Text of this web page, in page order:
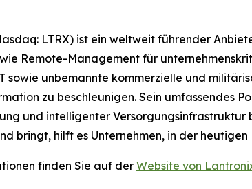
LTRX) ist ein weltweit führender
Remote-Management für
sowie unbemannte kommerzielle und
zu beschleunigen. Sein umfassendes
und intelligenter
bringt, hilft es Unternehmen, in der
finden Sie auf der Website von